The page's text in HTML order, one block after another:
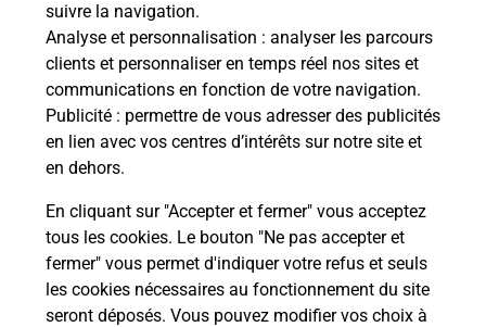
suivre la navigation.
Analyse et personnalisation : analyser les parcours
clients et personnaliser en temps réel nos sites et
communications en fonction de votre navigation.
Publicité : permettre de vous adresser des publicités
en lien avec vos centres d’intérêts sur notre site et
en dehors.
En cliquant sur "Accepter et fermer" vous acceptez
tous les cookies. Le bouton "Ne pas accepter et
fermer" vous permet d'indiquer votre refus et seuls
les cookies nécessaires au fonctionnement du site
seront déposés. Vous pouvez modifier vos choix à
Ouvert-jusqu'à 22h00
304 AVENUE DE FRONTON
CARREFOUR CITY
31200 TOULOUSE
En savoir plus
La Poste Relais
TOULOUSE CARREFOUR EXPRESS
CRAMPEL
Le lien s'ouvre dans un nouvel onglet